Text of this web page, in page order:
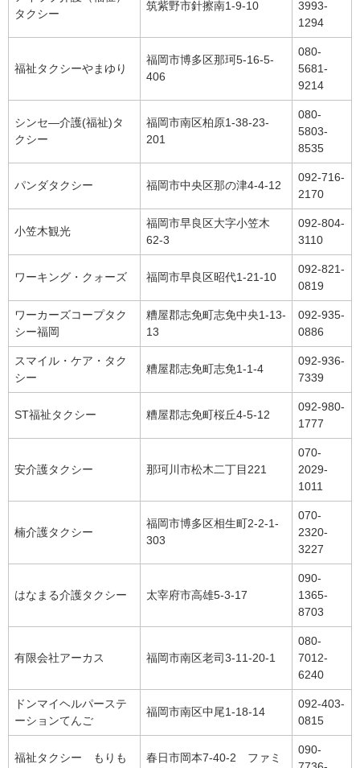
タクシー
筑紫野市針擦南1-9-10
3993-
1294
福祉タクシーやまゆり
福岡市博多区那珂5-16-5-
406
080-
5681-
9214
シンセ―介護(福祉)タ
クシー
福岡市南区柏原1-38-23-
201
080-
5803-
8535
パンダタクシー 福岡市中央区那の津4-4-12
092-716-
2170
小笠木観光
福岡市早良区大字小笠木
62-3
092-804-
3110
ワーキング・クォーズ 福岡市早良区昭代1-21-10
092-821-
0819
ワーカーズコープタク
シー福岡
糟屋郡志免町志免中央1-13-
13
092-935-
0886
スマイル・ケア・タク
シー
糟屋郡志免町志免1-1-4
092-936-
7339
ST福祉タクシー 糟屋郡志免町桜丘4-5-12
092-980-
1777
安介護タクシー 那珂川市松木二丁目221
070-
2029-
1011
楠介護タクシー
福岡市博多区相生町2-2-1-
303
070-
2320-
3227
はなまる介護タクシー 太宰府市高雄5-3-17
090-
1365-
8703
有限会社アーカス 福岡市南区老司3-11-20-1
080-
7012-
6240
ドンマイヘルパーステ
ーションてんご
福岡市南区中尾1-18-14
092-403-
0815
福祉タクシー もりも
春日市岡本7-40-2 ファミ
090-